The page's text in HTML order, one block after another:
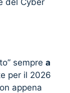
del Cyber
sempre a
per il 2026
appena